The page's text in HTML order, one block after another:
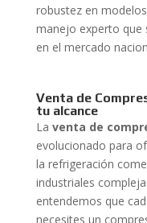
robustez en
manejo experto
en el mercado
Venta de
tu alcance
La venta de
evolucionado para
la refrigeración
industriales
entendemos que
necesites un